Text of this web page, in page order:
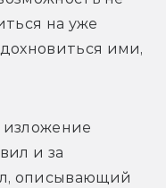
на уже
ими,
изложение
и за
описывающий